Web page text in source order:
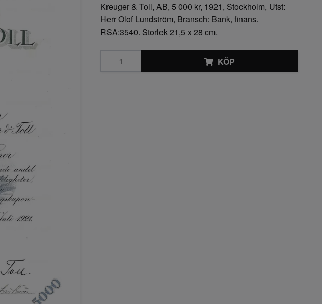
Kreuger & Toll, AB, 5 000 kr, 1921, Stockholm, Utst:
Herr Olof Lundström, Bransch: Bank, finans.
RSA:3540. Storlek 21,5 x 28 cm.
KÖP